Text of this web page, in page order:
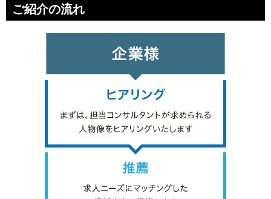
ご紹介の流れ